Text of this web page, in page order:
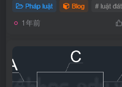
Pháp luật Blog # luật đát
1年前